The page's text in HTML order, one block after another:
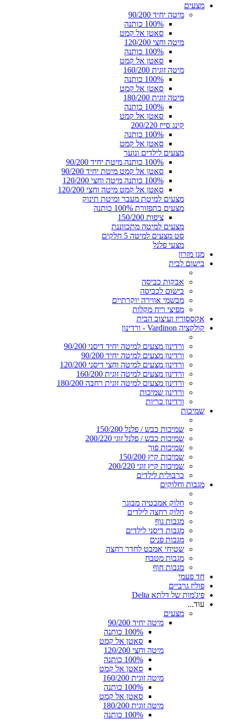
מצעים
מיטה יחיד 90/200
100% כותנה
סאטן אל קמט
מיטה וחצי 120/200
100% כותנה
סאטן אל קמט
מיטה זוגית 160/200
100% כותנה
סאטן אל קמט
מיטה זוגית 180/200
100% כותנה
סאטן אל קמט
קינג סייז 200/220
100% כותנה
סאטן אל קמט
מצעים לילדים ונוער
100% כותנה מיטת יחיד 90/200
סאטן אל קמט מיטת יחיד 90/200
100% כותנה מיטה וחצי 120/200
סאטן אל קמט מיטה וחצי 120/200
מצעים למיטת מעבר ומיטת תינוק
מצעים בתפזורת 100% כותנה
ציפות 150/200
מצעים למיטה מתכווננת
סט מצעים למיטה 5 חלקים
מצעי פלנל
מגן מזרון
בישום לבית
אבקות כביסה
בישום לכביסה
מבשמי אווירה יוקרתיים
מפיצי ריח מקלות
אקססוריז ועיצוב הבית
קולקציה Vardinon - ורדינון
ורדינון מצעים למיטה יחיד דיסני 90/200
ורדינון מצעים למיטה יחיד 90/200
ורדינון מצעים למיטה וחצי דיסני 120/200
ורדינון מצעים למיטה זוגית 160/200
ורדינון מצעים למיטה זוגית רחבה 180/200
ורדינון שמיכות
ורדינון כריות
שמיכות
שמיכות כבש / פלנל 150/200
שמיכות כבש / פלנל זוגי 200/220
שמיכות פוך
שמיכות קיץ 150/200
שמיכות קיץ זוגי 200/220
כרבולית לילדים
מגבות וחלוקים
חלוק אמבטיה מבוגר
חלוק רחצה לילדים
מגבות גוף
מגבות דיסני לילדים
מגבות פנים
שטיחי אמבט לחדר רחצה
מגבות מטבח
מגבות חוף
חד פעמי
פוליז גרביים
פיג'מות של דלתא Delta
עוד...
מצעים
מיטה יחיד 90/200
100% כותנה
סאטן אל קמט
מיטה וחצי 120/200
100% כותנה
סאטן אל קמט
מיטה זוגית 160/200
100% כותנה
סאטן אל קמט
מיטה זוגית 180/200
100% כותנה